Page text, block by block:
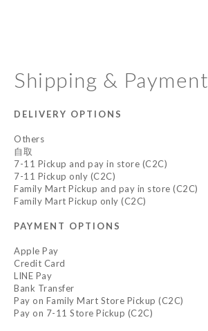
Shipping & Payment
DELIVERY OPTIONS
Others
自取
7-11 Pickup and pay in store (C2C)
7-11 Pickup only (C2C)
Family Mart Pickup and pay in store (C2C)
Family Mart Pickup only (C2C)
PAYMENT OPTIONS
Apple Pay
Credit Card
LINE Pay
Bank Transfer
Pay on Family Mart Store Pickup (C2C)
Pay on 7-11 Store Pickup (C2C)